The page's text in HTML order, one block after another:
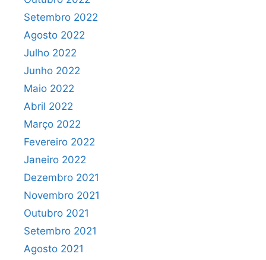
Setembro 2022
Agosto 2022
Julho 2022
Junho 2022
Maio 2022
Abril 2022
Março 2022
Fevereiro 2022
Janeiro 2022
Dezembro 2021
Novembro 2021
Outubro 2021
Setembro 2021
Agosto 2021